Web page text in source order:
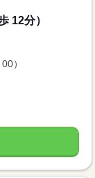
12分）
）